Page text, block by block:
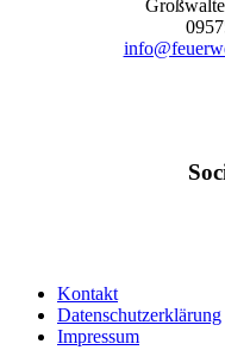
Kontakt
Datenschutzerklärung
Impressum